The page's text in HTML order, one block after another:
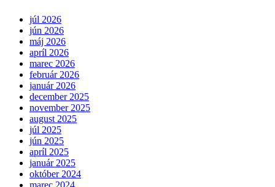
júl 2026
jún 2026
máj 2026
apríl 2026
marec 2026
február 2026
január 2026
december 2025
november 2025
august 2025
júl 2025
jún 2025
apríl 2025
január 2025
október 2024